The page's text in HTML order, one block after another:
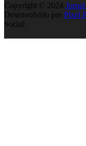
Copyright © 2024
Desenvolvido por Pixel
Social: